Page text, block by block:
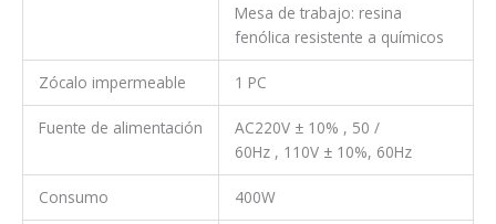
Mesa de trabajo: resina
fenólica resistente a químicos
Zócalo impermeable 1 PC
Fuente de alimentación
AC220V ± 10% , 50 /
60Hz , 110V ± 10%, 60Hz
Consumo 400W